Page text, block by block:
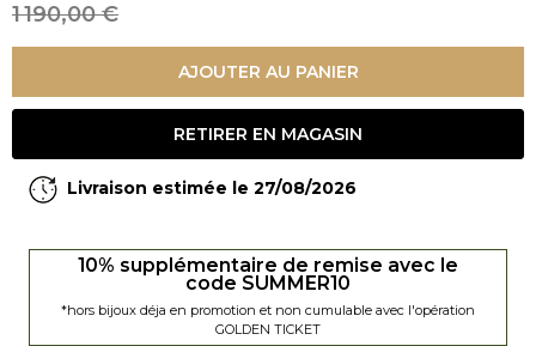
1 190,00 €
AJOUTER AU PANIER
RETIRER EN MAGASIN
Livraison estimée le 27/08/2026
10% supplémentaire de remise avec le
code SUMMER10
*hors bijoux déja en promotion et non cumulable avec l'opération
GOLDEN TICKET